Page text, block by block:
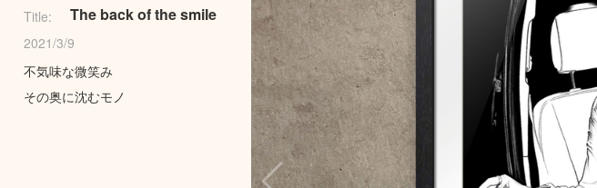
Title: The back of the smile
2021/3/9
不気味な微笑み
その奥に沈むモノ